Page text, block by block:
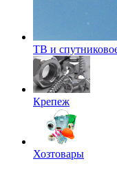
ТВ и
Крепеж
Хозтовары